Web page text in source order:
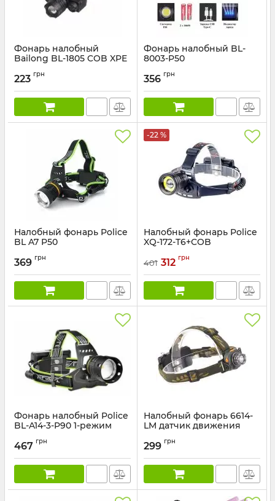
Фонарь налобный
Bailong BL-1805 COB XPE
223 грн
Фонарь налобный BL-
8003-P50
356 грн
Налобный фонарь Police
BL A7 P50
369 грн
-22 %
Налобный фонарь Police
XQ-172-T6+COB
401 312 грн
Фонарь налобный Police
BL-A14-3-P90 1-режим
467 грн
Налобный фонарь 6614-
LM датчик движения
299 грн